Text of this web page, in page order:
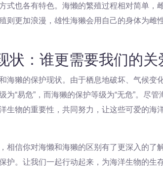
式也各有特色。海懒的繁殖过程相对简单，
则更加浪漫，雄性海獭会用自己的身体为雌
状：谁更需要我们的关
海獭的保护现状。由于栖息地破坏、气候变
为“易危”，而海獭的保护等级为“无危”。尽
生物的重要性，共同努力，让这些可爱的海
相信你对海懒和海獭的区别有了更深入的了
护。让我们一起行动起来，为海洋生物的生